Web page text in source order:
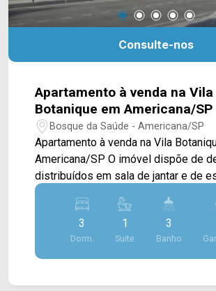
Consulte-nos
Apartamento à venda na Vila
Botanique em Americana/SP
Bosque da Saúde - Americana/SP
Apartamento à venda na Vila
Americana/SP O imóvel dispõe de de 103M²
distribuídos em sala de jantar e de
planejada, quintal e área de serviço > 03
dormitórios, sendo 01 suíte; > 03
sendo 01 social e 01 lavabo; > 02
garagem. Localização em Americana, próximo a
Av. Nossa Sra. de Fátima, com
3
Dorm.
1
Suite
3
Banho